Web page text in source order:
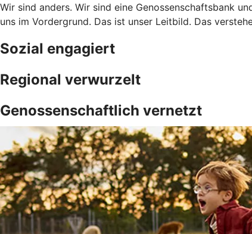
Wir sind anders. Wir sind eine Genossenschaftsbank
uns im Vordergrund. Das ist unser Leitbild. Das
Sozial engagiert
Regional verwurzelt
Genossenschaftlich vernetzt